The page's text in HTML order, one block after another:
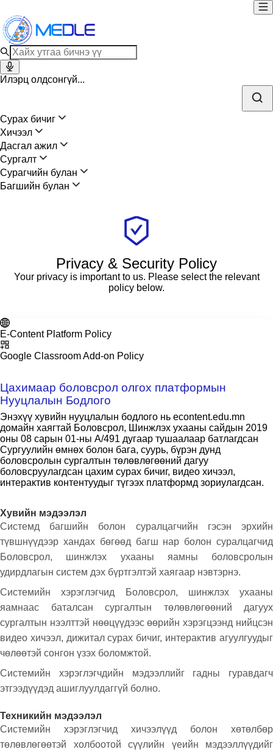
Илэрц олдсонгүй...
Сурах бичиг
Хичээл
Дасгал ажил
Сургалт
Сурагчийн булан
Багшийн булан
Privacy & Security Policy
Your privacy is important to us. Please select the relevant
policy below.
E-Content Platform Policy
Google Classroom Add-on Policy
Цахимаар боловсрол олгох платформын
Нууцлалын Бодлого
Энэхүү хувийн нууцлалын бодлого нь econtent.edu.mn
домайн хаягтай Боловсрол, Шинжлэх ухааны сайдын 2019
оны 08 сарын 01-ны А/491 дугаар тушаалаар батлагдсан
Сургуулийн өмнөх болон бага, суурь, бүрэн дунд
боловсролын сургалтын төлөвлөгөөний дагуу
боловсруулагдсан цахим сурах бичиг, видео хичээл,
интерактив контентуудыг түгээх платформд зориулагдсан.
Хувийн мэдээлэл
Системд багшийн болон суралцагчийн гэсэн эрхийн
түвшнүүдээр хандах бөгөөд багш нар болон суралцагчид
Боловсрол, шинжлэх ухааны яамны боловсролын
удирдлагын систем дэх бүртгэлтэй хаягаар нэвтэрнэ.
Системийн хэрэглэгчид Боловсрол, шинжлэх ухааны
яамнаас баталсан сургалтын төлөвлөгөөний дагуух
сургалтын нээлттэй нөөцүүдээс өөрийн хэрэгцээнд нийцсэн
видео хичээл, дижитал сурах бичиг, интерактив агуулгуудыг
чөлөөтэй сонгон үзэх боломжтой.
Системийн хэрэглэгчдийн мэдээллийг гадны гуравдагч
этгээдүүдэд ашиглуулдаггүй болно.
Техникийн мэдээлэл
Системийн хэрэглэгчид хичээлүүд болон хөтөлбөр
төлөвлөгөөтэй холбоотой сүүлийн үеийн мэдээллүүдийг